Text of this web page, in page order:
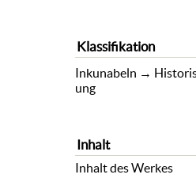
Klassifikation
Inkunabeln →
ung
Inhalt
Inhalt des Werkes